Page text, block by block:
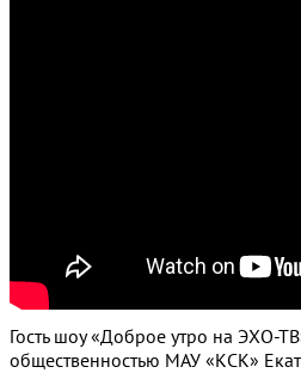
Гость шоу «Доброе утро на ЭХО-
общественностью МАУ «КСК»